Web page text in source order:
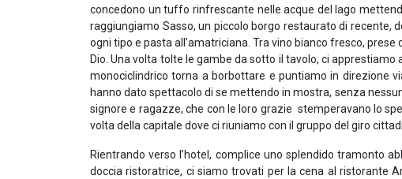
concedono un tuffo rinfrescante nelle acque del lago
raggiungiamo Sasso, un piccolo borgo restaurato di recente,
ogni tipo e pasta all’amatriciana. Tra vino bianco fresco,
Dio. Una volta tolte le gambe da sotto il tavolo, ci
monociclindrico torna a borbottare e puntiamo in direzione
hanno dato spettacolo di se mettendo in mostra, senza
signore e ragazze, che con le loro grazie stemperavano lo
volta della capitale dove ci riuniamo con il gruppo del giro
Rientrando verso l’hotel, complice uno splendido tramonto
doccia ristoratrice, ci siamo trovati per la cena al ristorante